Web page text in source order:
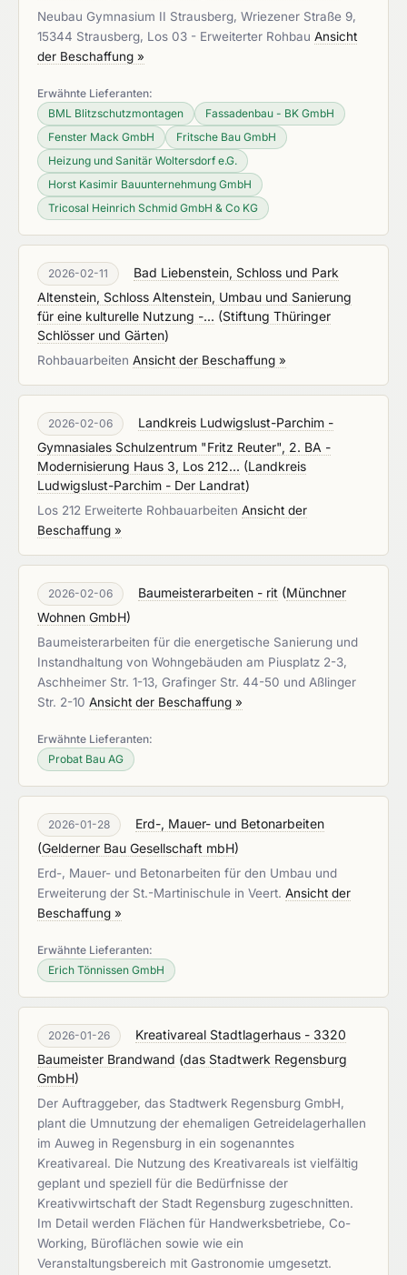
Neubau Gymnasium II Strausberg, Wriezener Straße 9,
15344 Strausberg, Los 03 - Erweiterter Rohbau Ansicht
der Beschaffung »
Erwähnte Lieferanten:
BML Blitzschutzmontagen
Fassadenbau - BK GmbH
Fenster Mack GmbH
Fritsche Bau GmbH
Heizung und Sanitär Woltersdorf e.G.
Horst Kasimir Bauunternehmung GmbH
Tricosal Heinrich Schmid GmbH & Co KG
2026-02-11
Bad Liebenstein, Schloss und Park
Altenstein, Schloss Altenstein, Umbau und Sanierung
für eine kulturelle Nutzung -... (Stiftung Thüringer
Schlösser und Gärten)
Rohbauarbeiten Ansicht der Beschaffung »
2026-02-06
Landkreis Ludwigslust-Parchim -
Gymnasiales Schulzentrum "Fritz Reuter", 2. BA -
Modernisierung Haus 3, Los 212... (Landkreis
Ludwigslust-Parchim - Der Landrat)
Los 212 Erweiterte Rohbauarbeiten Ansicht der
Beschaffung »
2026-02-06 Baumeisterarbeiten - rit (Münchner
Wohnen GmbH)
Baumeisterarbeiten für die energetische Sanierung und
Instandhaltung von Wohngebäuden am Piusplatz 2-3,
Aschheimer Str. 1-13, Grafinger Str. 44-50 und Aßlinger
Str. 2-10 Ansicht der Beschaffung »
Erwähnte Lieferanten:
Probat Bau AG
2026-01-28
Erd-, Mauer- und Betonarbeiten
(Gelderner Bau Gesellschaft mbH)
Erd-, Mauer- und Betonarbeiten für den Umbau und
Erweiterung der St.-Martinischule in Veert. Ansicht der
Beschaffung »
Erwähnte Lieferanten:
Erich Tönnissen GmbH
2026-01-26
Kreativareal Stadtlagerhaus - 3320
Baumeister Brandwand (das Stadtwerk Regensburg
GmbH)
Der Auftraggeber, das Stadtwerk Regensburg GmbH,
plant die Umnutzung der ehemaligen Getreidelagerhallen
im Auweg in Regensburg in ein sogenanntes
Kreativareal. Die Nutzung des Kreativareals ist vielfältig
geplant und speziell für die Bedürfnisse der
Kreativwirtschaft der Stadt Regensburg zugeschnitten.
Im Detail werden Flächen für Handwerksbetriebe, Co-
Working, Büroflächen sowie wie ein
Veranstaltungsbereich mit Gastronomie umgesetzt.